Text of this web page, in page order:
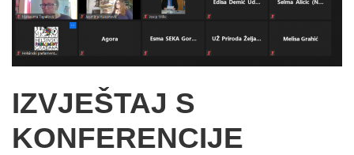
IZVJEŠTAJ S
KONFERENCIJE